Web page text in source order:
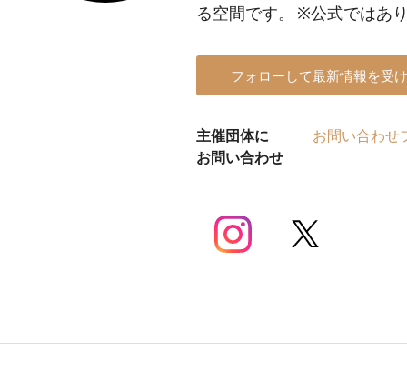
る空間です。 ※公式ではあ
フォローして最新情報を受
主催団体に
お問い合わせ
お問い合わせ